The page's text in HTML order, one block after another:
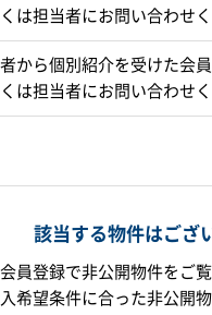
は担当者にお問い合わせく
から個別紹介を受けた会
は担当者にお問い合わせく
該当する物件はござ
会員登録で非公開物件をご
希望条件に合った非公開物